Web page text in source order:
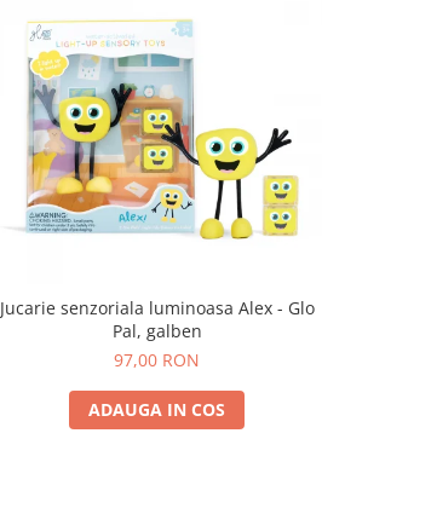
Jucarie senzoriala luminoasa Alex - Glo
Pal, galben
97,00 RON
ADAUGA IN COS